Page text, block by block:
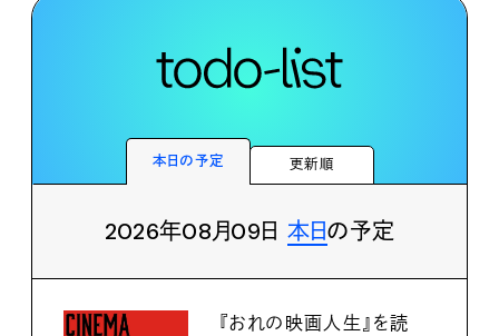
本日の予定 更新順
2026年08月09日 本日の予定
『おれの映画人生』を読